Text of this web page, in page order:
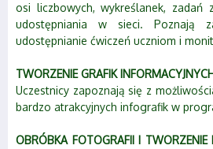
osi liczbowych, wykreślanek,
udostępniania w sieci. Poznają
udostępnianie ćwiczeń uczniom i
TWORZENIE GRAFIK
Uczestnicy zapoznają się z
bardzo atrakcyjnych infografik w
OBRÓBKA FOTOGRAFII I